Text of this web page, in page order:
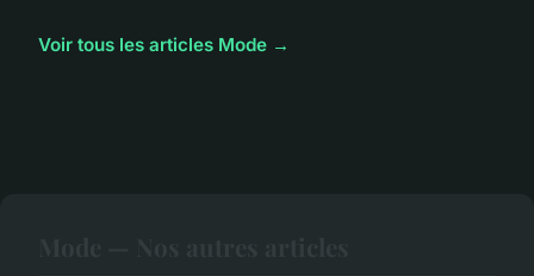
Voir tous les articles Mode →